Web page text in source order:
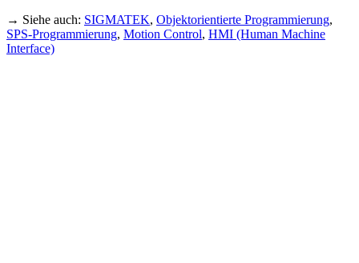
→ Siehe auch: SIGMATEK, Objektorientierte Programmierung,
SPS-Programmierung, Motion Control, HMI (Human Machine
Interface)